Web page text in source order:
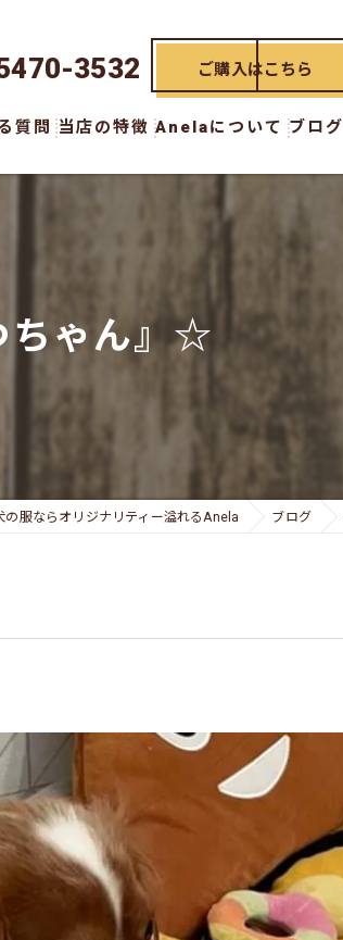
3532 ご購入はこちら
質問 当店の特徴
オーダーメイド
ボトムス
Anelaについて ブログ
ちゃん』☆
の服ならオリジナリティー溢れるAnela ブログ